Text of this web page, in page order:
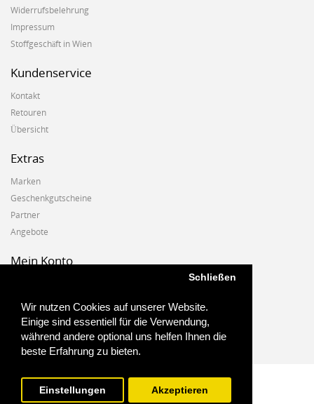
Wir nutzen Cookies auf unserer Website.
Einige sind essentiell für die Verwendung,
während andere optional uns helfen Ihnen die
beste Erfahrung zu bieten.
Schließen
Einstellungen Akzeptieren
Widerrufsbelehrung
Impressum
Stoffgeschäft in Wien
Kundenservice
Kontakt
Retouren
Übersicht
Extras
Marken
Geschenkgutscheine
Partner
Angebote
Mein Konto
Auftragshistorie
Wunschzettel
Newsletter
Biostoffe.at - 2025